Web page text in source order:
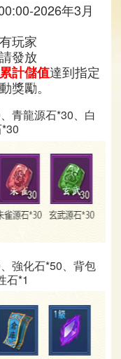
2026年3月
玩家
發放
計儲值達到指定
獎勵。
青龍源石*30、白
強化石*50、背包
石*1